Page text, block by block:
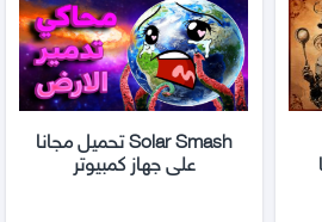
Solar Smash تحميل مجانا
على جهاز كمبيوتر